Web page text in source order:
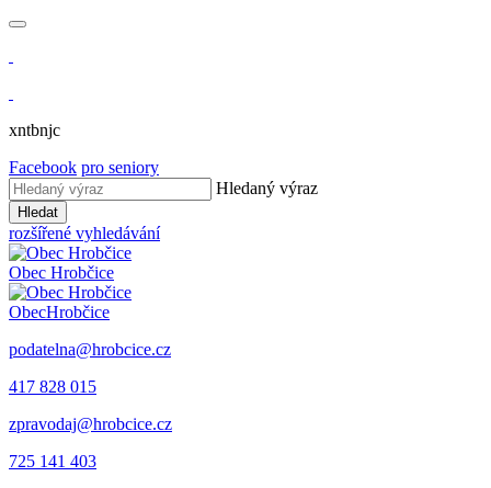
xntbnjc
Facebook pro seniory
Hledaný výraz
Hledat
rozšířené vyhledávání
Obec Hrobčice
ObecHrobčice
podatelna@hrobcice.cz
417 828 015
zpravodaj@hrobcice.cz
725 141 403